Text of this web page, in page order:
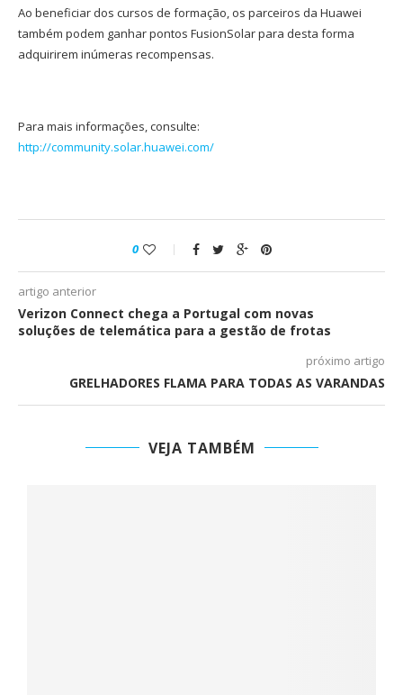
Ao beneficiar dos cursos de formação, os parceiros da Huawei
também podem ganhar pontos FusionSolar para desta forma
adquirirem inúmeras recompensas.
Para mais informações, consulte:
http://community.solar.huawei.com/
0
artigo anterior
Verizon Connect chega a Portugal com novas
soluções de telemática para a gestão de frotas
próximo artigo
GRELHADORES FLAMA PARA TODAS AS VARANDAS
VEJA TAMBÉM